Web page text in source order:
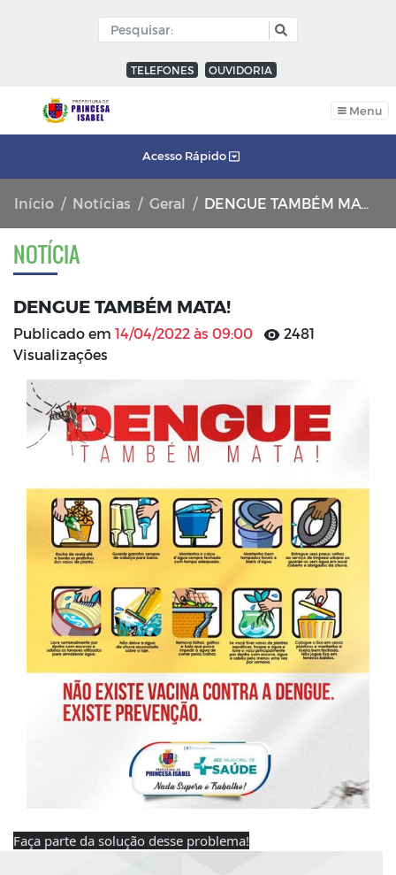
TELEFONES OUVIDORIA
Menu
Acesso Rápido
Início Notícias Geral DENGUE TAMBÉM MATA!
NOTÍCIA
DENGUE TAMBÉM MATA!
Publicado em 14/04/2022 às 09:00
2481
Visualizações
Faça parte da solução desse problema!